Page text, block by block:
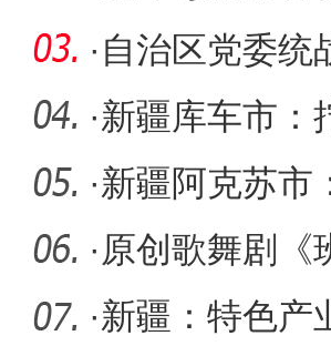
· 自治区党委统
派新疆区
·新疆库车市：
水文章
·新疆阿克苏市
· 原创歌舞剧《
大放光彩
·新疆：特色产